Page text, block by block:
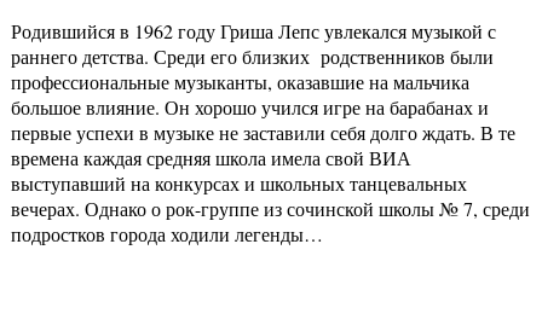
Родившийся в 1962 году Гриша Лепс увлекался музыкой с
раннего детства. Среди его близких родственников были
профессиональные музыканты, оказавшие на мальчика
большое влияние. Он хорошо учился игре на барабанах и
первые успехи в музыке не заставили себя долго ждать. В те
времена каждая средняя школа имела свой ВИА
выступавший на конкурсах и школьных танцевальных
вечерах. Однако о рок-группе из сочинской школы № 7, среди
подростков города ходили легенды…